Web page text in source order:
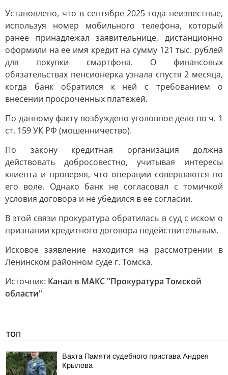
Установлено, что в сентябре 2025 года неизвестные,
используя номер мобильного телефона, который
ранее принадлежал заявительнице, дистанционно
оформили на ее имя кредит на сумму 121 тыс. рублей
для покупки смартфона. О финансовых
обязательствах пенсионерка узнала спустя 2 месяца,
когда банк обратился к ней с требованием о
внесении просроченных платежей.
По данному факту возбуждено уголовное дело по ч. 1
ст. 159 УК РФ (мошенничество).
По закону кредитная организация должна
действовать добросовестно, учитывая интересы
клиента и проверяя, что операции совершаются по
его воле. Однако банк не согласовал с томичкой
условия договора и не убедился в ее согласии.
В этой связи прокуратура обратилась в суд с иском о
признании кредитного договора недействительным.
Исковое заявление находится на рассмотрении в
Ленинском районном суде г. Томска.
Источник: Канал в МАКС "Прокуратура Томской
области"
ТОП
Вахта Памяти судебного пристава Андрея
Крылова